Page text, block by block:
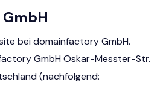
bei domainfactory GmbH.
GmbH Oskar-Messter-Str.
(nachfolgend: